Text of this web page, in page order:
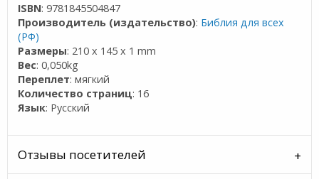
ISBN: 9781845504847
Производитель (издательство): Библия для всех
(РФ)
Размеры: 210 x 145 x 1 mm
Вес: 0,050kg
Переплет: мягкий
Количество страниц: 16
Язык: Русский
Отзывы посетителей